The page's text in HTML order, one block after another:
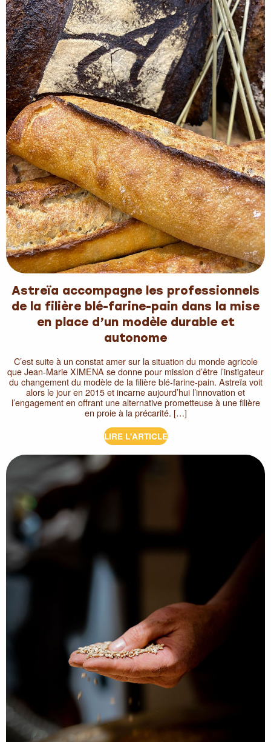
Astreïa accompagne les professionnels
de la filière blé-farine-pain dans la mise
en place d’un modèle durable et
autonome
C’est suite à un constat amer sur la situation du monde agricole
que Jean-Marie XIMENA se donne pour mission d’être l’instigateur
du changement du modèle de la filière blé-farine-pain. Astreïa voit
alors le jour en 2015 et incarne aujourd’hui l’innovation et
l’engagement en offrant une alternative prometteuse à une filière
en proie à la précarité. […]
LIRE L'ARTICLE